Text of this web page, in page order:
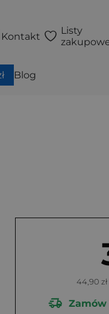
Kontakt
Listy
Blog
44,90 zł
Zamów